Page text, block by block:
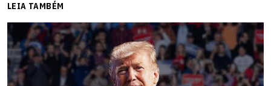
LEIA TAMBÉM